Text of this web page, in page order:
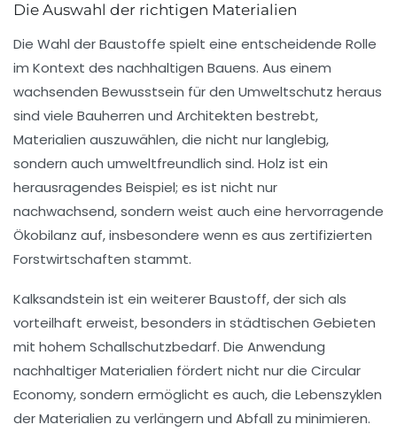
Die Auswahl der richtigen Materialien
Die Wahl derBaustoffe spielt eine entscheidende Rolle
im Kontext des nachhaltigen Bauens. Aus einem
wachsenden Bewusstsein für den Umweltschutz heraus
sind viele Bauherren und Architekten bestrebt,
Materialien auszuwählen, die nicht nur langlebig,
sondern auch umweltfreundlich sind. Holz ist ein
herausragendes Beispiel; es ist nicht nur
nachwachsend, sondern weist auch eine hervorragende
Ökobilanz auf, insbesondere wenn es aus zertifizierten
Forstwirtschaften stammt.
Kalksandstein ist ein weiterer Baustoff, der sich als
vorteilhaft erweist, besonders in städtischen Gebieten
mit hohem Schallschutzbedarf. Die Anwendung
nachhaltiger Materialien fördert nicht nur die Circular
Economy, sondern ermöglicht es auch, die Lebenszyklen
der Materialien zu verlängern und Abfall zu minimieren.